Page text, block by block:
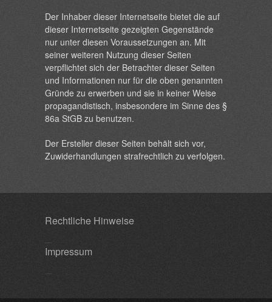
Der Inhaber dieser Internetseite bietet die auf
dieser Internetseite gezeigten Gegenstände
nur unter diesen Voraussetzungen an. Mit
seiner weiteren Nutzung dieser Seiten
verpflichtet sich der Betrachter dieser Seiten
und Informationen nur für die oben genannten
Gründe zu erwerben und sie in keiner Weise
propagandistisch, insbesondere im Sinne des §
86a StGB zu benutzen.
Der Ersteller dieser Seiten behält sich vor,
Zuwiderhandlungen strafrechtlich zu verfolgen.
Rechtliche Hinweise
Impressum